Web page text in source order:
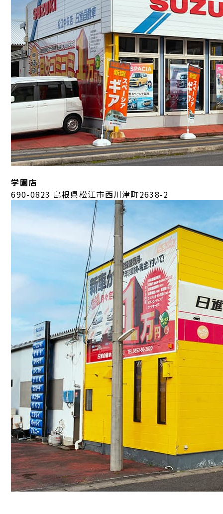
学園店
690-0823 島根県松江市西川津町2638-2